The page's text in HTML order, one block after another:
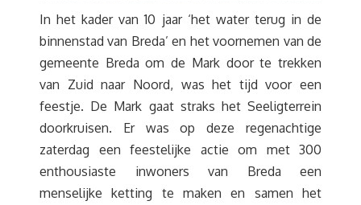
In het kader van 10 jaar ‘het water terug in de
binnenstad van Breda’ en het voornemen van de
gemeente Breda om de Mark door te trekken
van Zuid naar Noord, was het tijd voor een
feestje. De Mark gaat straks het Seeligterrein
doorkruisen. Er was op deze regenachtige
zaterdag een feestelijke actie om met 300
enthousiaste inwoners van Breda een
menselijke ketting te maken en samen het